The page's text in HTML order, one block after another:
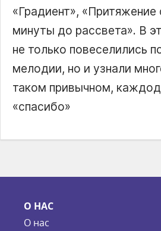
«Градиент», «Притяжение
минуты до рассвета». В
не только повеселились
мелодии, но и узнали
таком привычном,
«спасибо»
О НАС
О нас